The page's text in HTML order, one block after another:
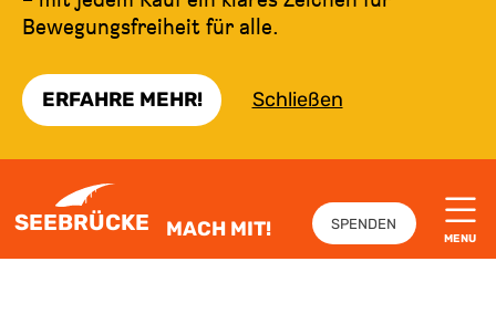
Bewegungsfreiheit für alle.
ERFAHRE MEHR! Schließen
SEEBRÜCKE MACH MIT! SPENDEN
MENU